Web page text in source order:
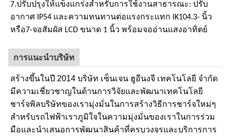
7.ปรับปรุงให้แข็งแกร่งสําหรับการใช้งานสาธารณะ: ปรับ
อากาศ IP54 และความทนทานต่อแรงกระแทก IK104.3- นิ้ว
หรือ7-จอสัมผัส LCD ขนาด 1 นิ้ว พร้อมจออ่านแสงอาทิตย์
การแนะนําบริษัท
สร้างขึ้นในปี 2014 บริษัท เซ็นเจน ฮูอีนงจี เทคโนโลยี จํากัด
มีความเชี่ยวชาญในด้านการวิจัยและพัฒนาเทคโนโลยี
ชาร์จพิลบริษัทของเรามุ่งมั่นในการสร้างวิธีการชาร์จใหม่ๆ
สําหรับรถไฟฟ้าเราภูมิใจในความมุ่งมั่นของเราในการร่วม
มือและนําเสนอการพัฒนาสินค้าที่ครบวงจรและบริการการ